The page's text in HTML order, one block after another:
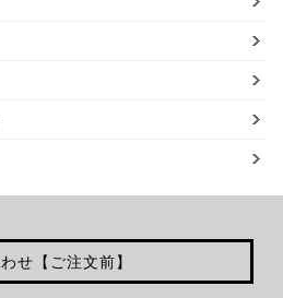
せ【ご注文前】